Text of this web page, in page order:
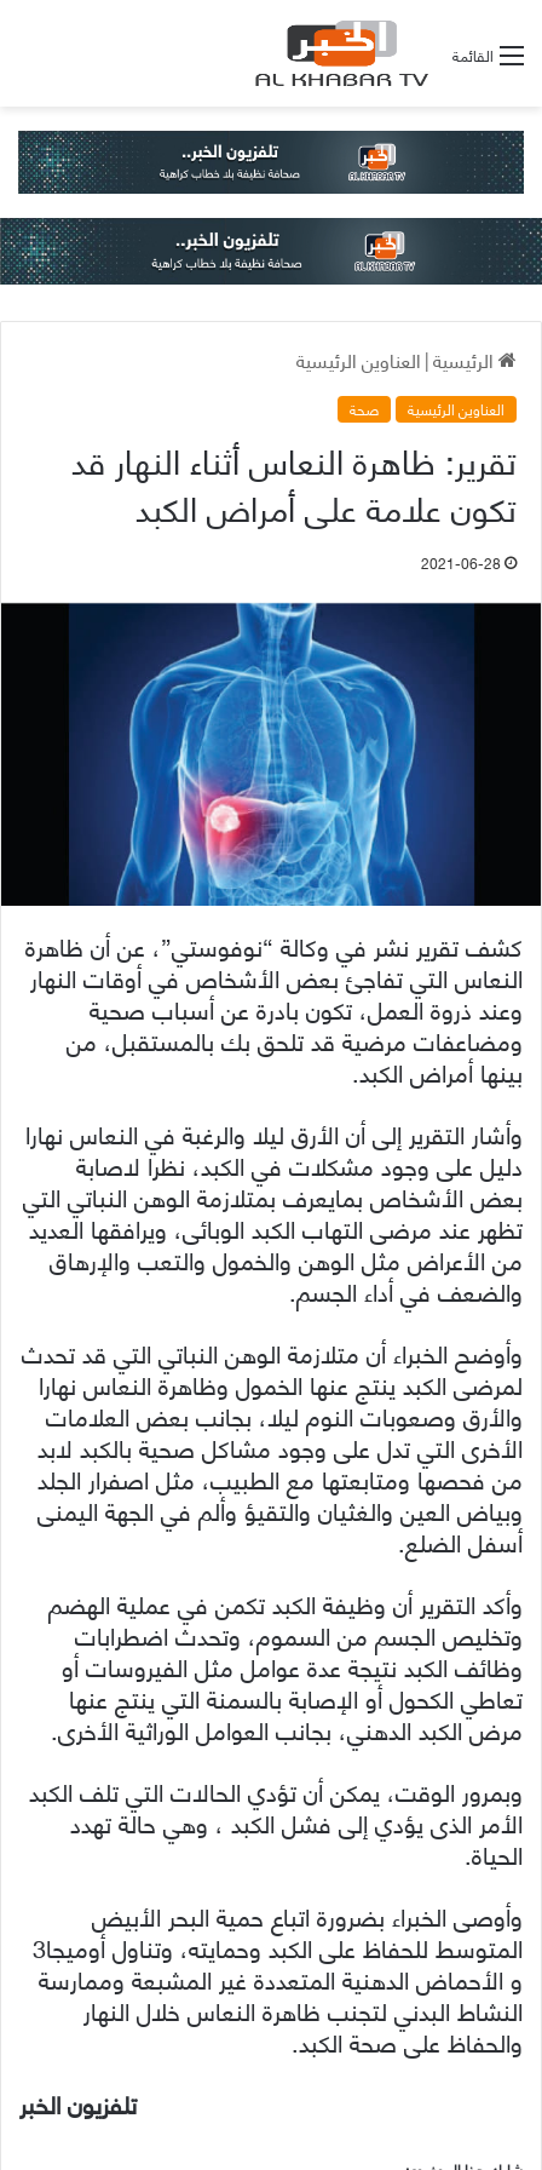
القائمة
الرئيسية|العناوين الرئيسية
العناوين الرئيسية صحة
تقرير: ظاهرة النعاس أثناء النهار قد
تكون علامة على أمراض الكبد
2021-06-28
كشف تقرير نشر في وكالة “نوفوستي”، عن أن ظاهرة
النعاس التي تفاجئ بعض الأشخاص في أوقات النهار
وعند ذروة العمل، تكون بادرة عن أسباب صحية
ومضاعفات مرضية قد تلحق بك بالمستقبل، من
بينها أمراض الكبد.
وأشار التقرير إلى أن الأرق ليلا والرغبة في النعاس نهارا
دليل على وجود مشكلات في الكبد، نظرا لاصابة
بعض الأشخاص بمايعرف بمتلازمة الوهن النباتي التي
تظهر عند مرضى التهاب الكبد الوبائى، ويرافقها العديد
من الأعراض مثل الوهن والخمول والتعب والإرهاق
والضعف في أداء الجسم.
وأوضح الخبراء أن متلازمة الوهن النباتي التي قد تحدث
لمرضى الكبد ينتج عنها الخمول وظاهرة النعاس نهارا
والأرق وصعوبات النوم ليلا، بجانب بعض العلامات
الأخرى التي تدل على وجود مشاكل صحية بالكبد لابد
من فحصها ومتابعتها مع الطبيب، مثل اصفرار الجلد
وبياض العين والغثيان والتقيؤ وألم في الجهة اليمنى
أسفل الضلع.
وأكد التقرير أن وظيفة الكبد تكمن في عملية الهضم
وتخليص الجسم من السموم، وتحدث اضطرابات
وظائف الكبد نتيجة عدة عوامل مثل الفيروسات أو
تعاطي الكحول أو الإصابة بالسمنة التي ينتج عنها
مرض الكبد الدهني، بجانب العوامل الوراثية الأخرى.
وبمرور الوقت، يمكن أن تؤدي الحالات التي تلف الكبد
الأمر الذى يؤدي إلى فشل الكبد ، وهي حالة تهدد
الحياة.
وأوصى الخبراء بضرورة اتباع حمية البحر الأبيض
المتوسط للحفاظ على الكبد وحمايته، وتناول أوميجا3
و الأحماض الدهنية المتعددة غير المشبعة وممارسة
النشاط البدني لتجنب ظاهرة النعاس خلال النهار
والحفاظ على صحة الكبد.
تلفزيون الخبر